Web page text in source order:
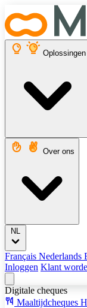
Oplossingen
Over ons
Français Nederlands
Inloggen Klant
Digitale cheques
Maaltijdcheques